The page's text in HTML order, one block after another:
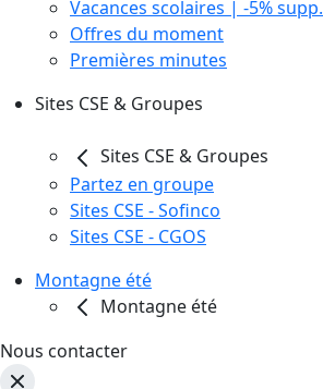
Vacances scolaires | -5% supp.
Offres du moment
Premières minutes
Sites CSE & Groupes
Sites CSE & Groupes
Partez en groupe
Sites CSE - Sofinco
Sites CSE - CGOS
Montagne été
Montagne été
Nous contacter